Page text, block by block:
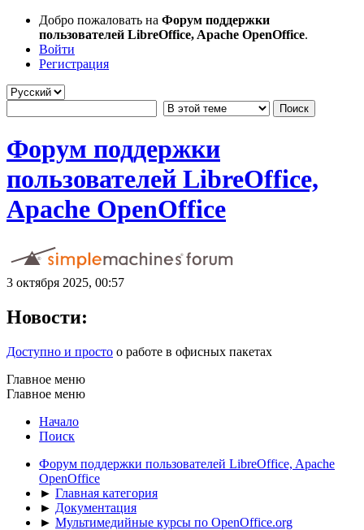
Добро пожаловать на Форум поддержки
пользователей LibreOffice, Apache OpenOffice.
Войти
Регистрация
Форум поддержки
пользователей LibreOffice,
Apache OpenOffice
3 октября 2025, 00:57
Новости:
Доступно и просто о работе в офисных пакетах
Главное меню
Главное меню
Начало
Поиск
Форум поддержки пользователей LibreOffice, Apache
OpenOffice
► Главная категория
► Документация
► Мультимедийные курсы по OpenOffice.org